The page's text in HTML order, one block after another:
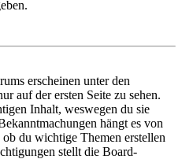
erscheinen unter den
auf der ersten Seite zu sehen.
Inhalt, weswegen du sie
hängt es von
du wichtige Themen erstellen
stellt die Board-